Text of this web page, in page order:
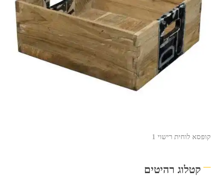
קופסא לוחית רישוי 1
קטלוג רהיטים